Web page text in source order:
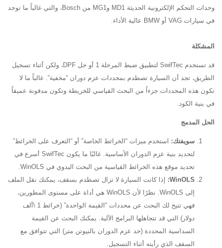
وحدات التحكم الإلكترونية الحديثة MD1 وMG1 من Bosch، والتي غالباً ما توجد
في سيارات VAG أو BMW عالية الأداء.
المشكلة
قد تستخدم SwifTec لتطبيق ضبط المرحلة 1 أو حل DPF، ولكن أثناء تسجيل
الطريق، تجد أن السيارة تصطدم بمحددات عزم دوران “مخفية”. غالباً ما لا
تكون هذه المحددات جزءاً من البحث القياسي للخريطة وتكون مدفونة عميقاً
في بنية الكود.
الحل المدمج
سويفتك: استخدم ميزات “الخرائط الخاصة” أو “التعرف على الخرائط”
لتحديد بنية عزم الدوران الأساسية. غالبًا ما يكون SwifTec أسرع في
تحديد موقع هذه الخرائط القياسية من البحث اليدوي في WinOLS.
WinOLS:
إذا كانت السيارة لا تزال تصطدم بسقف، يمكنك نقل الملف
إلى WinOLS. نظرًا لأن WinOLS هي أداة على مستوى المطورين،
فهي تتيح لك البحث عن محددات “القيمة الواحدة” (خرائط 1 \ألف
دولار) التي قد تتجاهلها البرامج الآلية. يمكنك البحث عن القيمة
السداسية المحددة (حد عزم الدوران بالنيوتن متر) التي تتوافق مع
السقف الذي رأيته أثناء التسجيل.